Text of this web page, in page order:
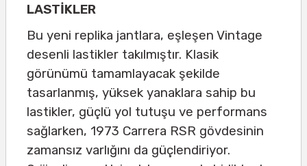
LASTİKLER
Bu yeni replika jantlara, eşleşen Vintage
desenli lastikler takılmıştır. Klasik
görünümü tamamlayacak şekilde
tasarlanmış, yüksek yanaklara sahip bu
lastikler, güçlü yol tutuşu ve performans
sağlarken, 1973 Carrera RSR gövdesinin
zamansız varlığını da güçlendiriyor.